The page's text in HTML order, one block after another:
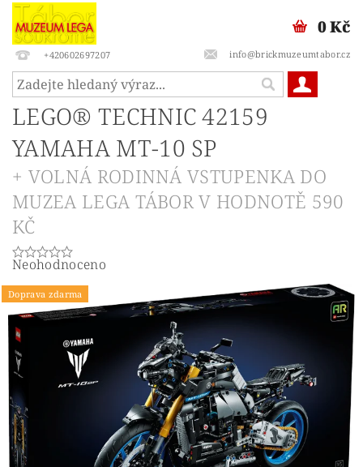
+420602697207 info@brickmuzeumtabor.cz
0 Kč
LEGO® TECHNIC 42159
YAMAHA MT-10 SP
+ VOLNÁ RODINNÁ VSTUPENKA DO
MUZEA LEGA TÁBOR V HODNOTĚ 590
KČ
Neohodnoceno
Doprava zdarma